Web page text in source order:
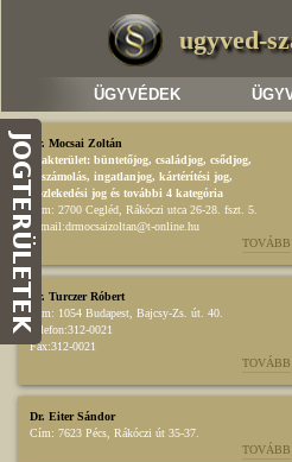
ugyved-
ÜGYVÉDEK
Dr. Mocsai Zoltán
Szakterület: büntetőjog, családjog, csődjog,
felszámolás, ingatlanjog, kártérítési jog,
közlekedési jog és további 4 kategória
Cím: 2700 Cegléd, Rákóczi utca 26-28. fszt. 5.
E-mail:drmocsaizoltan@t-online.hu
TOVÁBB
Dr. Turczer Róbert
Cím: 1054 Budapest, Bajcsy-Zs. út. 40.
Telefon:312-0021
Fax:312-0021
TOVÁBB
Dr. Eiter Sándor
Cím: 7623 Pécs, Rákóczi út 35-37.
TOVÁBB